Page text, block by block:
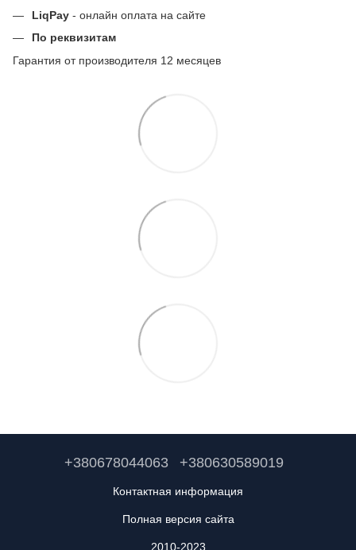
LiqPay - онлайн оплата на сайте
По реквизитам
Гарантия от производителя 12 месяцев
+380678044063 +380630589019
Контактная информация
Полная версия сайта
2010-2023